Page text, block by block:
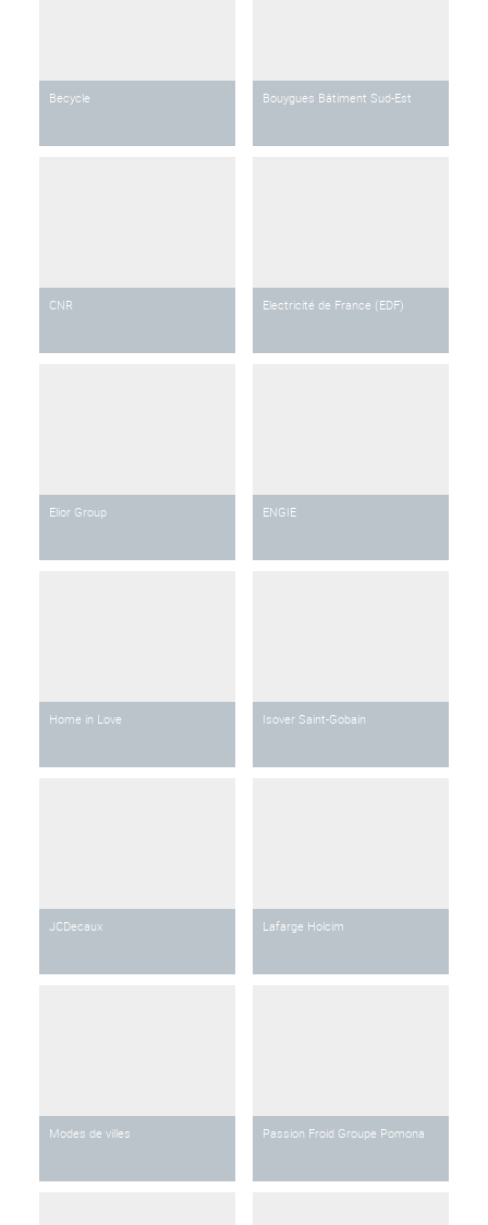
Becycle Bouygues Bâtiment Sud-Est
CNR Electricité de France (EDF)
Elior Group ENGIE
Home in Love Isover Saint-Gobain
JCDecaux Lafarge Holcim
Modes de villes Passion Froid Groupe Pomona